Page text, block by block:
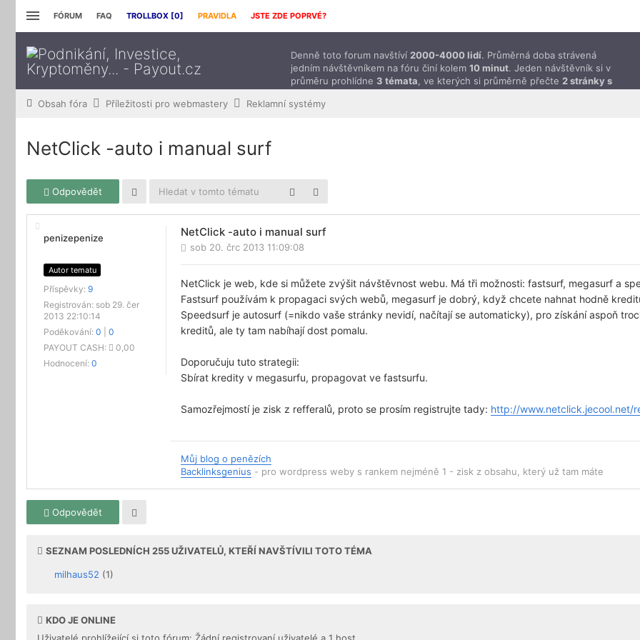
FÓRUM FAQ TROLLBOX [0] PRAVIDLA JSTE ZDE POPRVÉ?
Denně toto forum navštíví 2000-4000 lidí. Průměrná doba strávená
jedním návštěvníkem na fóru činí kolem 10 minut. Jeden návštěvník si v
průměru prohlídne 3 témata , ve kterých si průměrně přečte 2 stránky s
Obsah fóra Příležitosti pro webmastery Reklamní systémy
NetClick -auto i manual surf
Odpovědět
penizepenize
Autor tematu
Příspěvky: 9
Registrován: sob 29. čer
2013 22:10:14
Poděkování: 0
0
PAYOUT CASH:
0,00
Hodnocení: 0
NetClick -auto i manual surf
sob 20. črc 2013 11:09:08
NetClick je web, kde si můžete zvýšit návštěvnost webu. Má tři možnosti: fastsurf, megasurf a
Fastsurf používám k propagaci svých webů, megasurf je dobrý, když chcete nahnat hodně
Speedsurf je autosurf (=nikdo vaše stránky nevidí, načítají se automaticky), pro získání aspoň
kreditů, ale ty tam nabíhají dost pomalu.
Doporučuju tuto strategii:
Sbírat kredity v megasurfu, propagovat ve fastsurfu.
Samozřejmostí je zisk z refferalů, proto se prosím registrujte tady: http://www.netclick.jecool.net/
Můj blog o penězích
Backlinksgenius - pro wordpress weby s rankem nejméně 1 - zisk z obsahu, který už tam máte
Odpovědět
SEZNAM POSLEDNÍCH 255UŽIVATELŮ, KTEŘÍ NAVŠTÍVILI TOTO TÉMA
milhaus52 (1)
KDO JE ONLINE